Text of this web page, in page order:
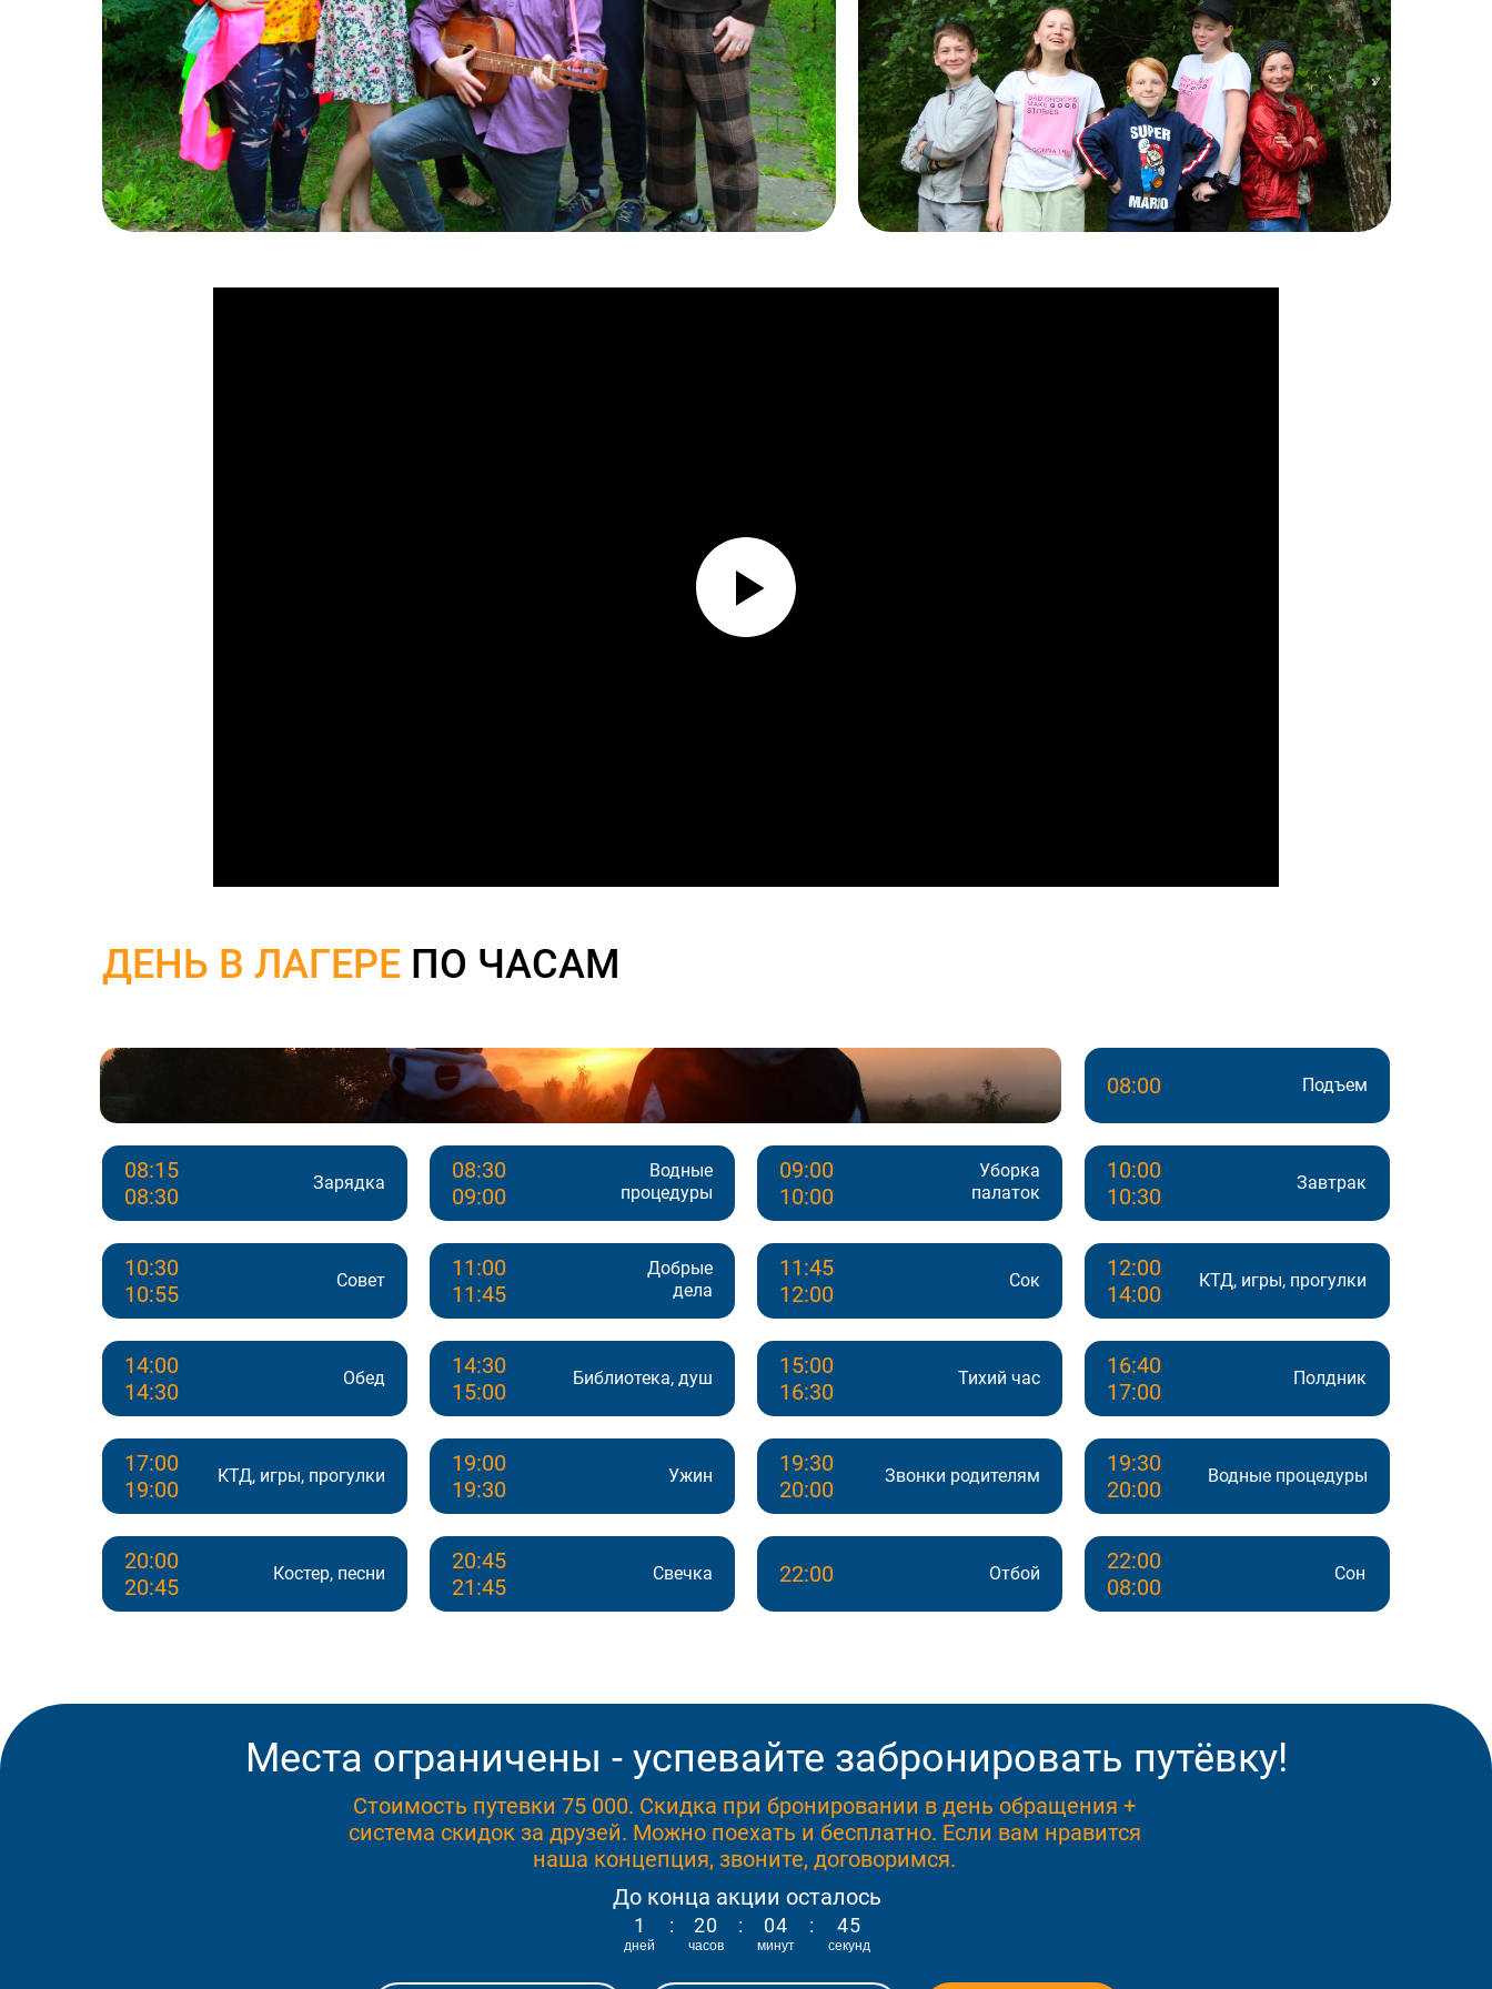
ДЕНЬ В ЛАГЕРЕ ПО ЧАСАМ
Подъем
Зарядка
Водные
процедуры
Уборка
палаток
Совет
Завтрак
08:00
08:15
08:30
08:30
09:00
09:00
10:00
10:30
10:55
10:00
10:30
Добрые
дела
Сок КТД, игры, прогулки
Тихий час
Библиотека, душ
11:00
11:45
11:45
12:00
12:00
14:00
14:00
14:30
15:00
16:30
14:30
15:00
Полдник
Ужин
КТД, игры, прогулки
16:40
17:00
19:00
19:30
17:00
19:00
Звонки родителям Водные процедуры
Костер, песни Свечка Сон
Отбой
19:30
20:00
19:30
20:00
20:00
20:45
20:45
21:45
22:00
08:00
22:00
Обед
Стоимость путевки 75 000. Скидка при бронировании в день обращения +
система скидок за друзей. Можно поехать и бесплатно. Если вам нравится
наша концепция, звоните, договоримся.
Места ограничены - успевайте забронировать путёвку!
1
дней
: 20
часов
: 04
минут
: 44
секунд
До конца акции осталось